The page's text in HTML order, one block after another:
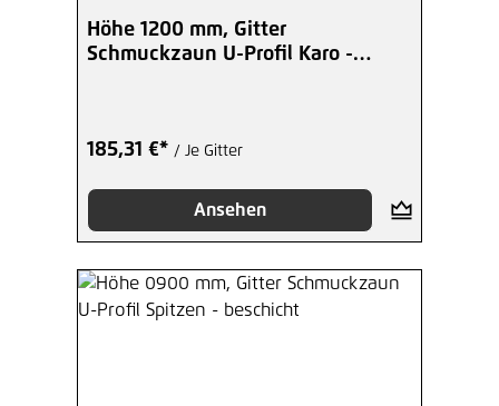
Höhe 1200 mm, Gitter
Schmuckzaun U-Profil Karo -
185,31 €* / Je Gitter
Ansehen